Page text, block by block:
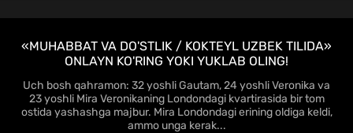
«MUHABBAT VA DO'STLIK / KOKTEYL UZBEK TILIDA»
ONLAYN KO'RING YOKI YUKLAB OLING!
Uch bosh qahramon: 32 yoshli Gautam, 24 yoshli Veronika va
23 yoshli Mira Veronikaning Londondagi kvartirasida bir tom
ostida yashashga majbur. Mira Londondagi erining oldiga keldi,
ammo unga kerak...